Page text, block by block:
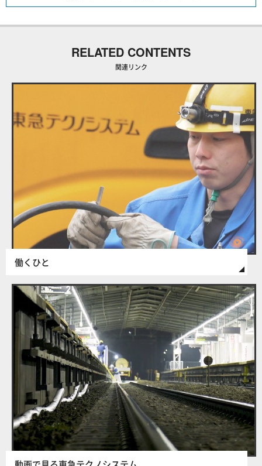
RELATED CONTENTS
関連リンク
働くひと